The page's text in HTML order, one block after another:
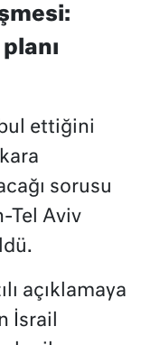
ettiğini
sorusu
Tel Aviv
açıklamaya
İsrail